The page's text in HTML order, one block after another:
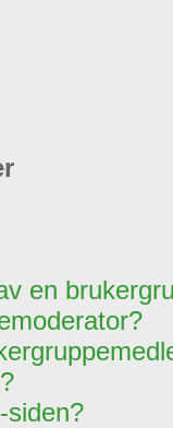
en
siden?